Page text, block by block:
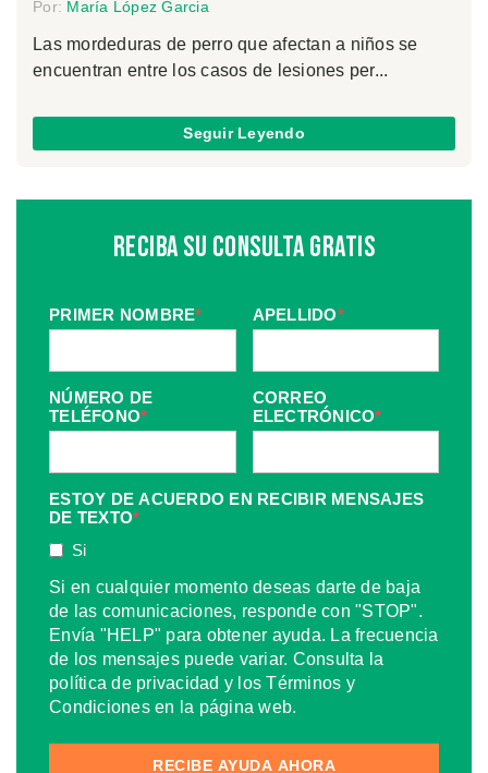
Por: María López Garcia
Las mordeduras de perro que afectan a niños se
encuentran entre los casos de lesiones per...
Seguir Leyendo
Reciba Su Consulta Gratis
PRIMER NOMBRE* APELLIDO*
NÚMERO DE
TELÉFONO*
CORREO
ELECTRÓNICO*
ESTOY DE ACUERDO EN RECIBIR MENSAJES
DE TEXTO*
Si
Si en cualquier momento deseas darte de baja
de las comunicaciones, responde con "STOP".
Envía "HELP" para obtener ayuda. La frecuencia
de los mensajes puede variar. Consulta la
política de privacidad y los Términos y
Condiciones en la página web.